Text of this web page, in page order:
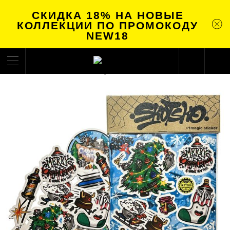
СКИДКА 18% НА НОВЫЕ
КОЛЛЕКЦИИ ПО ПРОМОКОДУ
NEW18